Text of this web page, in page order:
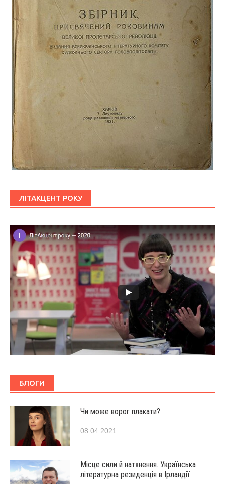
ЛІТАКЦЕНТ РОКУ
БЛОГИ
Чи може ворог плакати?
08.04.2021
Місце сили й натхнення. Українська
літературна резиденція в Ірландії